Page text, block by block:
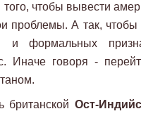
чтобы вывести
проблемы. А так,
и формальных
Иначе говоря -
британской Ост-